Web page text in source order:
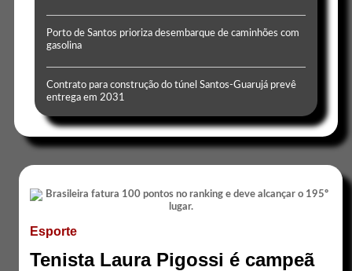
Porto de Santos prioriza desembarque de caminhões com
gasolina
Contrato para construção do túnel Santos-Guarujá prevê
entrega em 2031
Esporte
Tenista Laura Pigossi é campeã